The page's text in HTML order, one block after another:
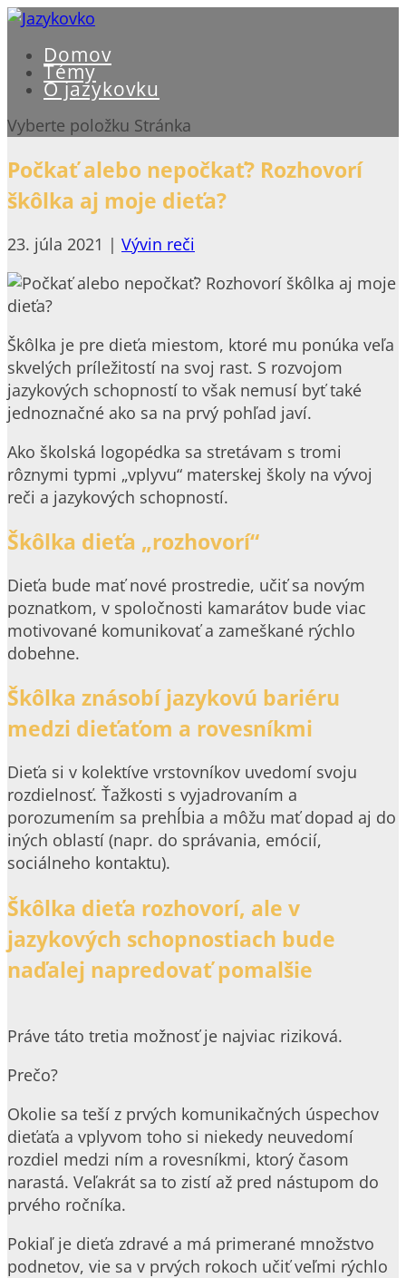
Domov
Témy
O jazykovku
Vyberte položku Stránka
Počkať alebo nepočkať? Rozhovorí
škôlka aj moje dieťa?
23. júla 2021 | Vývin reči
Škôlka je pre dieťa miestom, ktoré mu ponúka veľa
skvelých príležitostí na svoj rast. S rozvojom
jazykových schopností to však nemusí byť také
jednoznačné ako sa na prvý pohľad javí.
Ako školská logopédka sa stretávam s tromi
rôznymi typmi „vplyvu“ materskej školy na vývoj
reči a jazykových schopností.
Škôlka dieťa „rozhovorí“
Dieťa bude mať nové prostredie, učiť sa novým
poznatkom, v spoločnosti kamarátov bude viac
motivované komunikovať a zameškané rýchlo
dobehne.
Škôlka znásobí jazykovú bariéru
medzi dieťaťom a rovesníkmi
Dieťa si v kolektíve vrstovníkov uvedomí svoju
rozdielnosť. Ťažkosti s vyjadrovaním a
porozumením sa prehĺbia a môžu mať dopad aj do
iných oblastí (napr. do správania, emócií,
sociálneho kontaktu).
Škôlka dieťa rozhovorí, ale v
jazykových schopnostiach bude
naďalej napredovať pomalšie
Práve táto tretia možnosť je najviac riziková.
Prečo?
Okolie sa teší z prvých komunikačných úspechov
dieťaťa a vplyvom toho si niekedy neuvedomí
rozdiel medzi ním a rovesníkmi, ktorý časom
narastá. Veľakrát sa to zistí až pred nástupom do
prvého ročníka.
Pokiaľ je dieťa zdravé a má primerané množstvo
podnetov, vie sa v prvých rokoch učiť veľmi rýchlo